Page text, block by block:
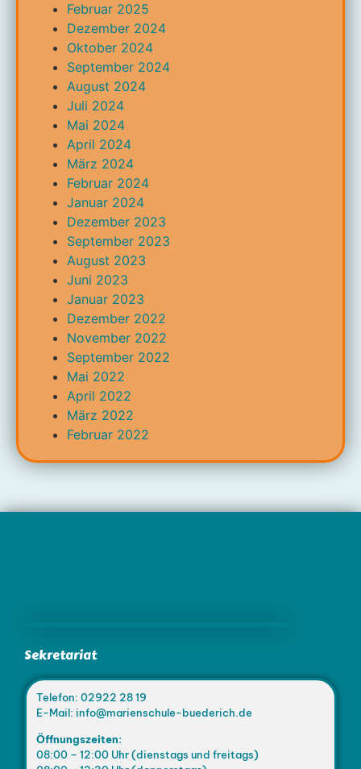
Februar 2025
Dezember 2024
Oktober 2024
September 2024
August 2024
Juli 2024
Mai 2024
April 2024
März 2024
Februar 2024
Januar 2024
Dezember 2023
September 2023
August 2023
Juni 2023
Januar 2023
Dezember 2022
November 2022
September 2022
Mai 2022
April 2022
März 2022
Februar 2022
Sekretariat
Telefon: 02922 28 19
E-Mail: info@marienschule-buederich.de
Öffnungszeiten:
08:00 – 12:00 Uhr (dienstags und freitags)